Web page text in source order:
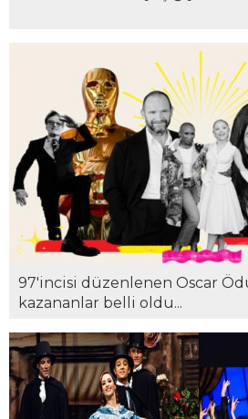
97'incisi düzenlenen Oscar
kazananlar belli oldu...